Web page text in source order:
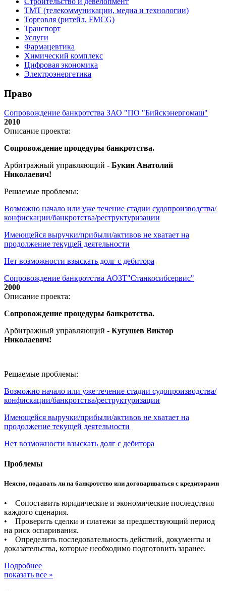
ТМТ (телекоммуникации, медиа и технологии)
Торговля (ритейл, FMCG)
Транспорт
Услуги
Фармацевтика
Химический комплекс
Цифровая экономика
Электроэнергетика
Право
Сопровождение банкротства ЗАО "ПО "Бийскэнергомаш"
2010
Описание проекта:
Сопровождение процедуры банкротства.
Арбитражный управляющий - Букин Анатолий
Николаевич!
Решаемые проблемы:
Возможно начало или уже течение стадии судопроизводства/
конфискации/банкротства/реструктуризации
Имеющейся выручки/прибыли/активов не хватает на
продолжение текущей деятельности
Нет возможности взыскать долг с дебитора
Сопровождение банкротства АОЗТ"Станкосибсервис"
2000
Описание проекта:
Сопровождение процедуры банкротства.
Арбитражный управляющий - Кугушев Виктор
Николаевич!
Решаемые проблемы:
Возможно начало или уже течение стадии судопроизводства/
конфискации/банкротства/реструктуризации
Имеющейся выручки/прибыли/активов не хватает на
продолжение текущей деятельности
Нет возможности взыскать долг с дебитора
Проблемы
Неясно, подавать ли на банкротство или договариваться с кредиторами
• Сопоставить юридические и экономические последствия
каждого сценария.
• Проверить сделки и платежи за предшествующий период
на риск оспаривания.
• Определить последовательность действий, документы и
доказательства, которые необходимо подготовить заранее.
Подробнее
показать все »